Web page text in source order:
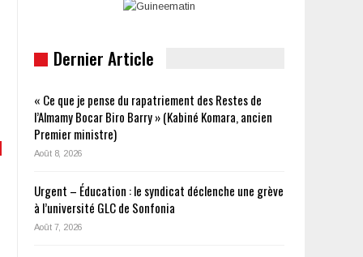
Dernier Article
« Ce que je pense du rapatriement des Restes de
l’Almamy Bocar Biro Barry » (Kabiné Komara, ancien
Premier ministre)
Août 8, 2026
Urgent – Éducation : le syndicat déclenche une grève
à l’université GLC de Sonfonia
Août 7, 2026